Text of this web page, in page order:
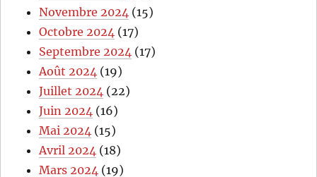
Novembre 2024 (15)
Octobre 2024 (17)
Septembre 2024 (17)
Août 2024 (19)
Juillet 2024 (22)
Juin 2024 (16)
Mai 2024 (15)
Avril 2024 (18)
Mars 2024 (19)